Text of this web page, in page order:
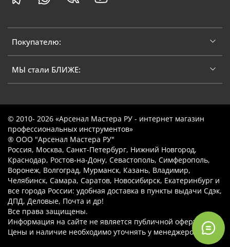
Покупателю:
МЫ стали БЛИЖЕ:
© 2010- 2026 «Арсенал Мастера РУ - интернет магазин
профессиональных инструментов»
® ООО "Арсенал Мастера РУ"
Россия, Москва, Санкт-Петербург, Нижний Новгород,
Краснодар, Ростов-на-Дону, Севастополь, Симферополь,
Воронеж, Волгоград, Мурманск, Казань, Владимир,
Челябинск, Самара, Саратов, Новосибирск, Екатеринбург и
все города России: удобная доставка в пункты выдачи Сдэк,
ДПД, Деловые, Почта и др!
Все права защищены.
Информация на сайте не является публичной офертой.
Цены и наличие необходимо уточнять у менеджеров.